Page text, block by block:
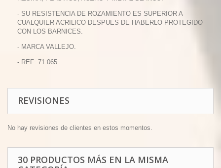
- SU RESISTENCIA DE ROZAMIENTO ES SUPERIOR A
CUALQUIER ACRILICO DESPUES DE HABERLO PROTEGIDO
CON LOS BARNICES.
- MARCA VALLEJO.
- REF: 71.065.
REVISIONES
No hay revisiones de clientes en estos momentos.
30 PRODUCTOS MÁS EN LA MISMA